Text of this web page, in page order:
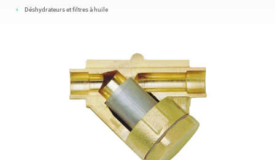
Déshydrateurs et filtres à huile